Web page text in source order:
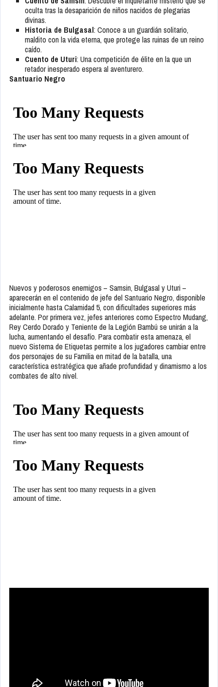
oculta tras la desaparición de niños nacidos de plegarias
divinas.
Historia de Bulgasal: Conoce a un guardián solitario,
maldito con la vida eterna, que protege las ruinas de un reino
caído.
Cuento de Uturi: Una competición de élite en la que un
retador inesperado espera al aventurero.
Santuario Negro
Nuevos y poderosos enemigos – Samsin, Bulgasal y Uturi –
aparecerán en el contenido de jefe del Santuario Negro, disponible
inicialmente hasta Calamidad 5, con dificultades superiores más
adelante. Por primera vez, jefes anteriores como Espectro Mudang,
Rey Cerdo Dorado y Teniente de la Legión Bambú se unirán a la
lucha, aumentando el desafío. Para combatir esta amenaza, el
nuevo Sistema de Etiquetas permite a los jugadores cambiar entre
dos personajes de su Familia en mitad de la batalla, una
característica estratégica que añade profundidad y dinamismo a los
combates de alto nivel.